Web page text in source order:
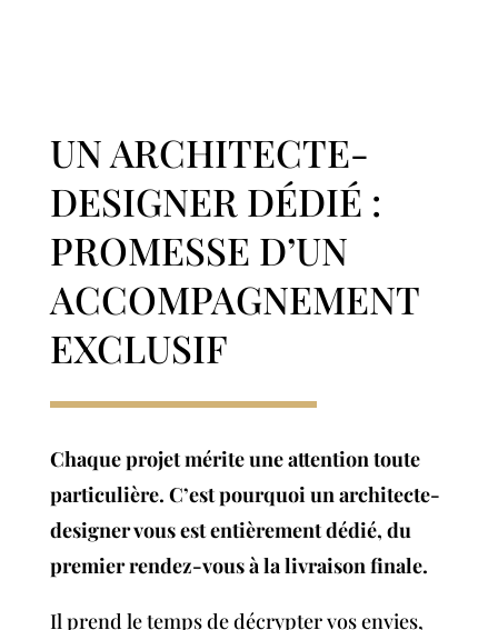
UN ARCHITECTE-
DESIGNER DÉDIÉ :
PROMESSE D’UN
ACCOMPAGNEMENT
EXCLUSIF
Chaque projet mérite une attention toute
particulière. C’est pourquoi un architecte-
designer vous est entièrement dédié, du
premier rendez-vous à la livraison finale.
Il prend le temps de décrypter vos envies,